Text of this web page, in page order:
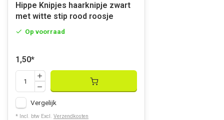
Hippe Knipjes haarknipje zwart
met witte stip rood roosje
Op voorraad
1,50*
Vergelijk
* Incl. btw Excl. Verzendkosten